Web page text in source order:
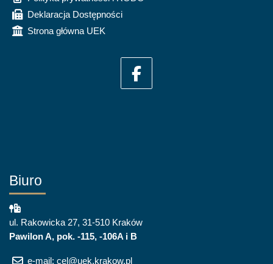
Deklaracja Dostępności
Strona główna UEK
Biuro
ul. Rakowicka 27, 31-510 Kraków
Pawilon A, pok. -115, -106A i B
e-mail: cel@uek.krakow.pl